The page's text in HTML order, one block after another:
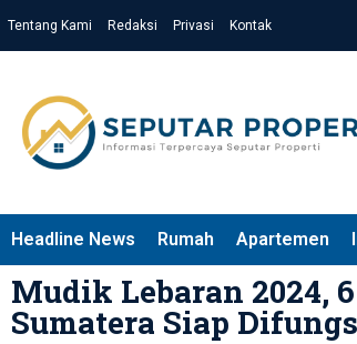
Tentang Kami Redaksi Privasi Kontak
Headline News Rumah Apartemen
Mudik Lebaran 2024,
Sumatera Siap